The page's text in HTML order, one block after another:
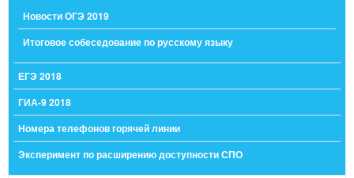
Новости ОГЭ 2019
Итоговое собеседование по русскому языку
ЕГЭ 2018
ГИА-9 2018
Номера телефонов горячей линии
Эксперимент по расширению доступности СПО